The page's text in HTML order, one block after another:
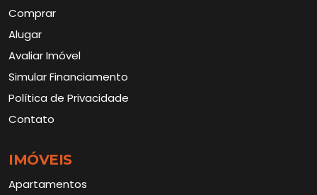
Comprar
Alugar
Avaliar Imóvel
Simular Financiamento
Política de Privacidade
Contato
IMÓVEIS
Apartamentos